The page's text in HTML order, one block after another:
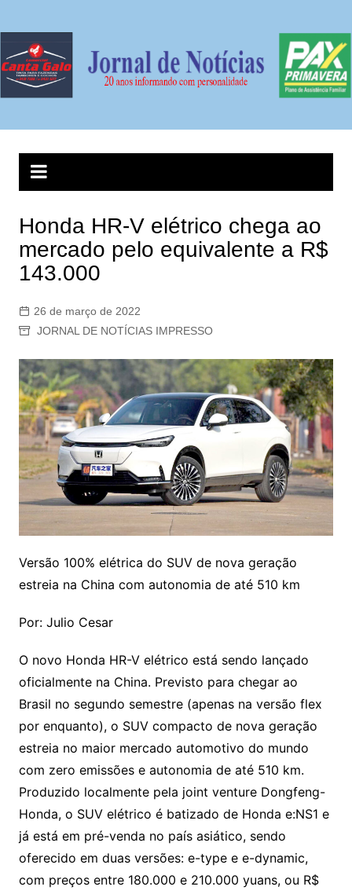
conteúdo
Honda HR-V elétrico chega ao
mercado pelo equivalente a R$
143.000
26 de março de 2022
JORNAL DE NOTÍCIAS IMPRESSO
Versão 100% elétrica do SUV de nova geração
estreia na China com autonomia de até 510 km
Por: Julio Cesar
O novo Honda HR-V elétrico está sendo lançado
oficialmente na China. Previsto para chegar ao
Brasil no segundo semestre (apenas na versão flex
por enquanto), o SUV compacto de nova geração
estreia no maior mercado automotivo do mundo
com zero emissões e autonomia de até 510 km.
Produzido localmente pela joint venture Dongfeng-
Honda, o SUV elétrico é batizado de Honda e:NS1 e
já está em pré-venda no país asiático, sendo
oferecido em duas versões: e-type e e-dynamic,
com preços entre 180.000 e 210.000 yuans, ou R$